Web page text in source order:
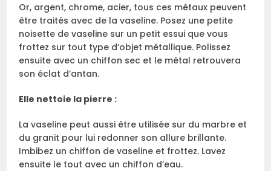
Or, argent, chrome, acier, tous ces métaux peuvent
être traités avec de la vaseline. Posez une petite
noisette de vaseline sur un petit essui que vous
frottez sur tout type d’objet métallique. Polissez
ensuite avec un chiffon sec et le métal retrouvera
son éclat d’antan.
Elle nettoie la pierre :
La vaseline peut aussi être utilisée sur du marbre et
du granit pour lui redonner son allure brillante.
Imbibez un chiffon de vaseline et frottez. Lavez
ensuite le tout avec un chiffon d’eau.